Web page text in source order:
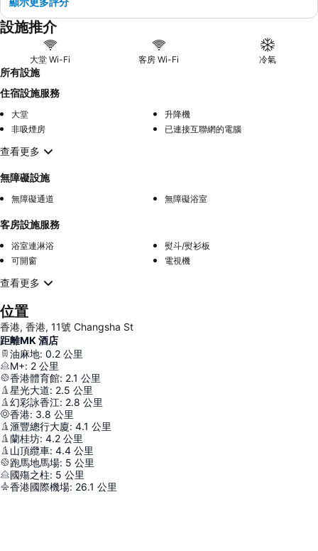
設施推介
大堂 Wi-Fi 客房 Wi-Fi 冷氣
所有設施
住宿設施服務
大堂
升降機
非吸煙房
已連接互聯網的電腦
查看更多
無障礙設施
無障礙通道 無障礙浴室
客房設施服務
浴室連淋浴
熨斗/熨衫板
可開窗
電視機
查看更多
位置
香港, 香港, 11號 Changsha St
距離MK 酒店
油麻地: 0.2 公里
M+: 2 公里
香港體育館: 2.1 公里
星光大道: 2.5 公里
幻彩詠香江: 2.8 公里
香港: 3.8 公里
滙豐總行大廈: 4.1 公里
蘭桂坊: 4.2 公里
山頂纜車: 4.4 公里
跑馬地馬場: 5 公里
國殤之柱: 5 公里
香港國際機場: 26.1 公里